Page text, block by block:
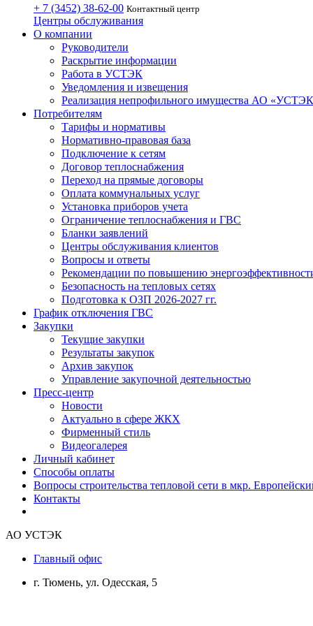
+ 7 (3452) 38-62-00 Контактный центр
Центры обслуживания
О компании
Руководители
Раскрытие информации
Работа в УСТЭК
Уведомления и извещения
Реализация непрофильного имущества АО
Потребителям
Тарифы и нормативы
Нормативно-правовая база
Подключение к сетям
Договор теплоснабжения
Переход на прямые договоры
Оплата коммунальных услуг
Установка приборов учета
Ограничение теплоснабжения и ГВС
Бланки заявлений
Центры обслуживания клиентов
Вопросы и ответы
Рекомендации по повышению
Безопасность на тепловых сетях
Подготовка к ОЗП 2026-2027 гг.
График отключения ГВС
Закупки
Текущие закупки
Результаты закупок
Архив закупок
Управление закупочной деятельностью
Пресс-центр
Новости
Актуально в сфере ЖКХ
Фирменный стиль
Видеогалерея
Личный кабинет
Способы оплаты
Вопросы строительства тепловой сети в мкр.
Контакты
АО УСТЭК
Главный офис
г. Тюмень, ул. Одесская, 5